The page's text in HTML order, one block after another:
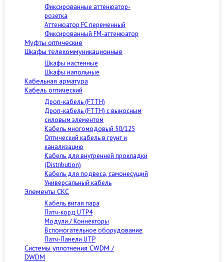
Фиксированные аттенюатор-
розетка
Аттенюатор FC переменный
Фиксированный FM-аттенюатор
Муфты оптические
Шкафы телекоммуникационные
Шкафы настенные
Шкафы напольные
Кабельная арматура
Кабель оптический
Дроп-кабель (FTTH)
Дроп-кабель (FTTH) с выносным
силовым элементом
Кабель многомодовый 50/125
Оптический кабель в грунт и
канализацию
Кабель для внутренней прокладки
(Distribution)
Кабель для подвеса, самонесущий
Универсальный кабель
Элементы СКС
Кабель витая пара
Патч-корд UTP4
Модули / Коннекторы
Вспомогательное оборудование
Патч-Панели UTP
Cистемы уплотнения CWDM /
DWDM